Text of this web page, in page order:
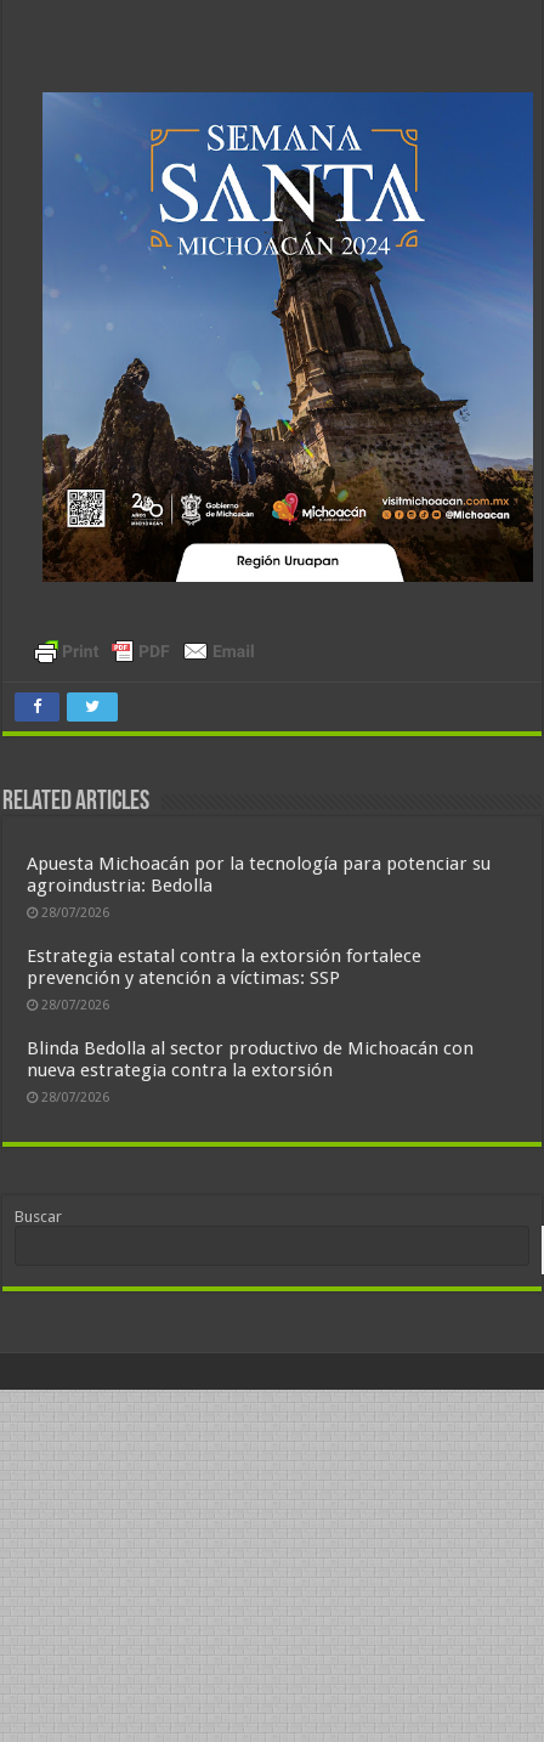
Related Articles
Apuesta Michoacán por la tecnología para potenciar su
agroindustria: Bedolla
28/07/2026
Estrategia estatal contra la extorsión fortalece
prevención y atención a víctimas: SSP
28/07/2026
Blinda Bedolla al sector productivo de Michoacán con
nueva estrategia contra la extorsión
28/07/2026
Buscar